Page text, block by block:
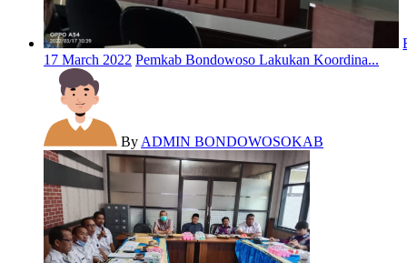
17 March 2022 Pemkab Bondowoso Lakukan Koordina...
By ADMIN BONDOWOSOKAB